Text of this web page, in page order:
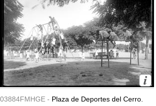
03884FMHGE - Plaza de Deportes del Cerro.